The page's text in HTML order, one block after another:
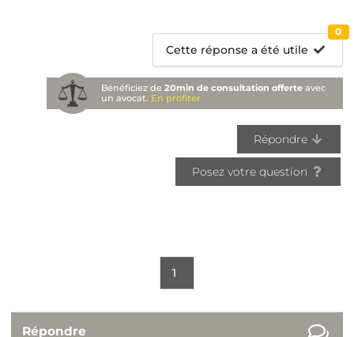
Cette réponse a été utile
0
Bénéficiez de20min de consultation offerte avec
un avocat. En profiter
Répondre
Posez votre question
1
Répondre